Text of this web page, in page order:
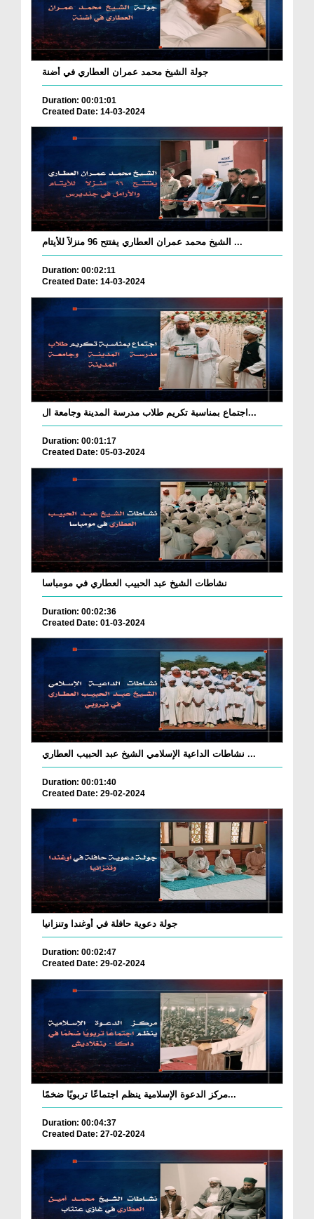
جولة الشيخ محمد عمران العطاري في أضنة
Duration: 00:01:01
Created Date: 14-03-2024
الشيخ محمد عمران العطاري يفتتح 96 منزلاً للأيتام ...
Duration: 00:02:11
Created Date: 14-03-2024
اجتماع بمناسبة تكريم طلاب مدرسة المدينة وجامعة ال...
Duration: 00:01:17
Created Date: 05-03-2024
نشاطات الشيخ عبد الحبيب العطاري في مومباسا
Duration: 00:02:36
Created Date: 01-03-2024
نشاطات الداعية الإسلامي الشيخ عبد الحبيب العطاري ...
Duration: 00:01:40
Created Date: 29-02-2024
جولة دعوية حافلة في أوغندا وتنزانيا
Duration: 00:02:47
Created Date: 29-02-2024
مركز الدعوة الإسلامية ينظم اجتماعًا تربويًا ضخمًا...
Duration: 00:04:37
Created Date: 27-02-2024